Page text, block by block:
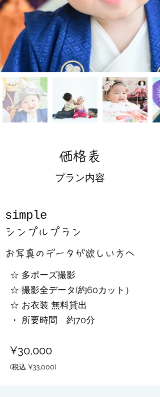
価格表
プラン内容
simple
シンプルプラン
お写真のデータが欲しい方へ
☆ 多ポーズ撮影
☆ 撮影全データ(約60カット）​​
​☆ お衣装 無料貸出
​・ 所要時間 約70分
¥30,000
(税込 ¥33,000)